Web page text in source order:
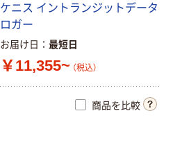
ケニス イントランジットデータ
ロガー
お届け日 最短日
￥11,355~ （税込）
商品を比較